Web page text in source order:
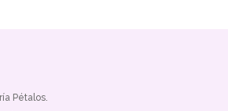
Pétalos.